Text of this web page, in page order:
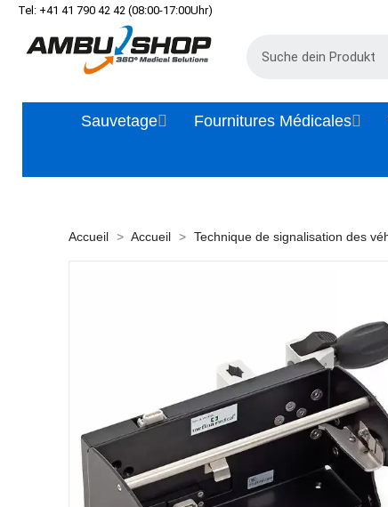
Tel: +41 41 790 42 42 (08:00-17:00Uhr)
Sauvetage Fournitures Médicales
Accueil Accueil Technique de signalisation des